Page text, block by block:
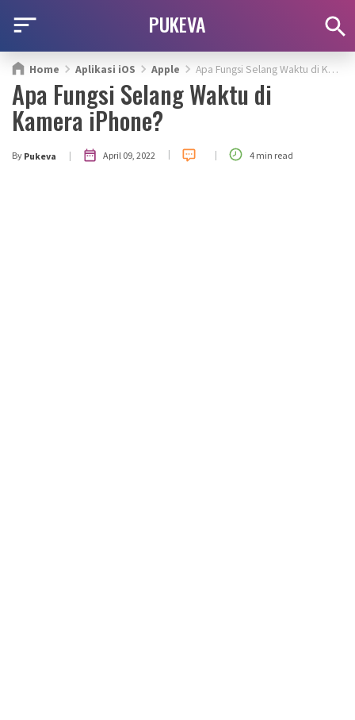
PUKEVA
Home Aplikasi iOS Apple Apa Fungsi Selang Waktu di Kamera iPhone?
Apa Fungsi Selang Waktu di
Kamera iPhone?
By Pukeva | April 09, 2022 | | 4 min read